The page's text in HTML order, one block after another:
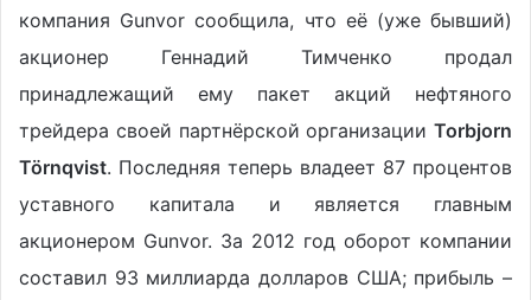
компания Gunvor сообщила, что её (уже бывший)
акционер Геннадий Тимченко продал
принадлежащий ему пакет акций нефтяного
трейдера своей партнёрской организации Torbjorn
Törnqvist. Последняя теперь владеет 87 процентов
уставного капитала и является главным
акционером Gunvor. За 2012 год оборот компании
составил 93 миллиарда долларов США; прибыль –